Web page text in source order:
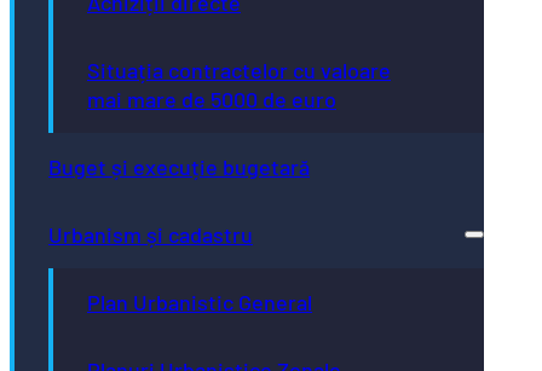
Situația contractelor cu valoare
mai mare de 5000 de euro
Buget și execuție bugetară
Urbanism și cadastru
Plan Urbanistic General